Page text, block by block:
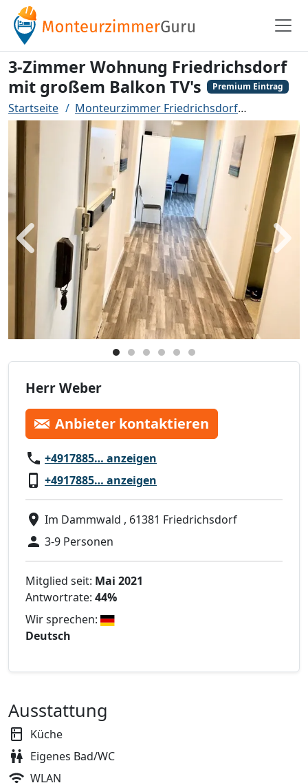
3-Zimmer Wohnung Friedrichsdorf
mit großem Balkon TV's
Premium Eintrag
Startseite Monteurzimmer Friedrichsdorf
Zurück
Herr Weber
Anbieter kontaktieren
+4917885… anzeigen
+4917885… anzeigen
Im Dammwald , 61381 Friedrichsdorf
3-9 Personen
Mitglied seit: Mai 2021
Antwortrate: 44%
Wir sprechen:
Deutsch
Ausstattung
Küche
Eigenes Bad/WC
WLAN